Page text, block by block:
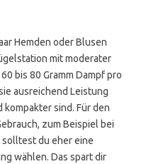
Hemden oder Blusen
mit moderater
bis 80 Gramm Dampf pro
ausreichend Leistung
sind. Für den
zum Beispiel bei
du eher eine
wählen. Das spart dir